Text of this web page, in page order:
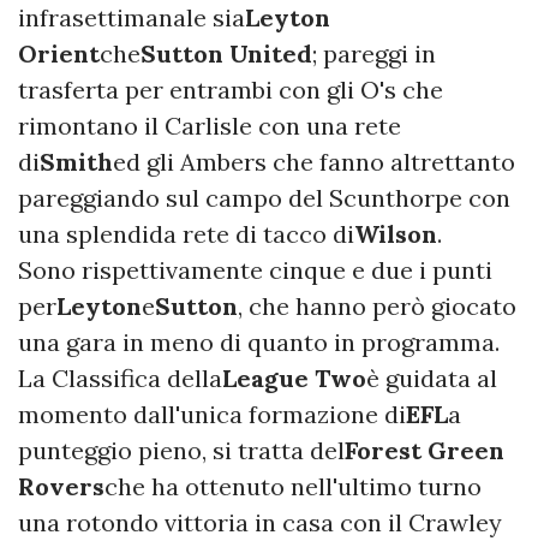
infrasettimanale siaLeyton
OrientcheSutton United; pareggi in
trasferta per entrambi con gli O's che
rimontano il Carlisle con una rete
diSmithed gli Ambers che fanno altrettanto
pareggiando sul campo del Scunthorpe con
una splendida rete di tacco diWilson.
Sono rispettivamente cinque e due i punti
perLeytoneSutton, che hanno però giocato
una gara in meno di quanto in programma.
La Classifica dellaLeague Twoè guidata al
momento dall'unica formazione diEFLa
punteggio pieno, si tratta delForest Green
Roversche ha ottenuto nell'ultimo turno
una rotondo vittoria in casa con il Crawley